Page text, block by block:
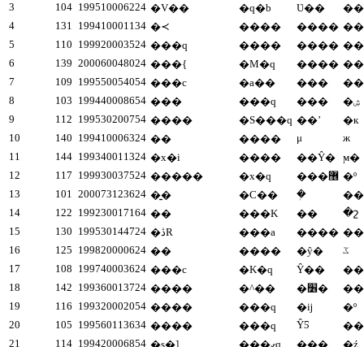
3
104 199510006224 �V�� �q�b Ʋ��
��
4
131 199410001134 �≺ ���� ���� ��
5
110 199920003524 ���q ���� ���� ��
6
139 200060048024 ���{ �M�q
����
7
109 199550054054 ���c �a�� ���
8
103 199440008654 ��� ���q ���
�ۺ
9
112 199530200754 ���� �S���q ��ʼ
�к
10
140 199410006324 �� ���� μ
ж
11
144 199340011324 �x�i ���� ��Ŷ� ϻ�
12
117 199930037524 ����� �x�q ���޶ �º
13
101 200073123624 �͍� �C�� �ܲ
��
14
122 199230017164 �� ���K ��
�շ
15
130 199530144724 �ڎR ���a ���� ��
16
125 199820000624 �� ���� �ŷ�
ػ
17
108 199740003624 ���c �K�q Ŷ��
18
142 199360013724 ���� �^�� �׶�
��
19
116 199320002054 ���� ���q �ĳ
�º
20
105 199560113634 ���� ���q ŶƼ
21
114 199420006854 �s�] ���ގq ���
�ź